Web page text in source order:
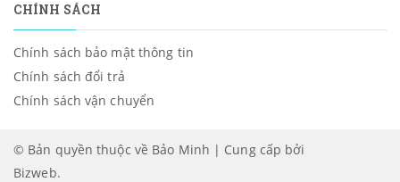
CHÍNH SÁCH
Chính sách bảo mật thông tin
Chính sách đổi trả
Chính sách vận chuyển
© Bản quyền thuộc về Bảo Minh | Cung cấp bởi
Bizweb.